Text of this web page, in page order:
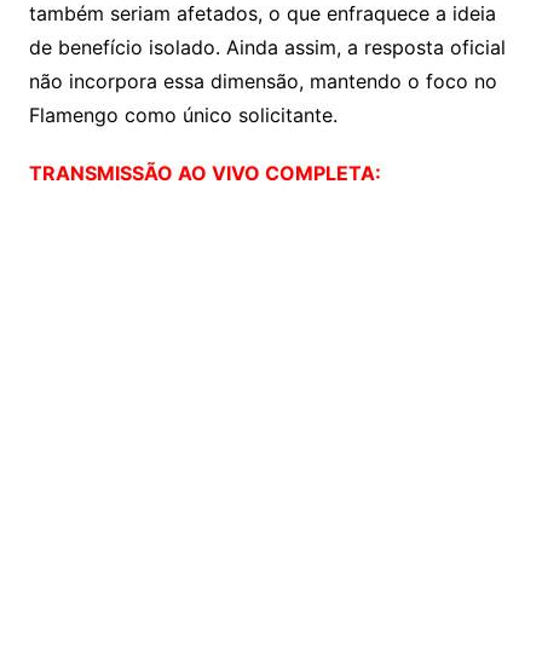
também seriam afetados, o que enfraquece a ideia
de benefício isolado. Ainda assim, a resposta oficial
não incorpora essa dimensão, mantendo o foco no
Flamengo como único solicitante.
TRANSMISSÃO AO VIVO COMPLETA: